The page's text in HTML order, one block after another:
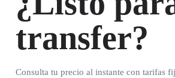
transfer?
Consulta tu precio al instante con tarifas